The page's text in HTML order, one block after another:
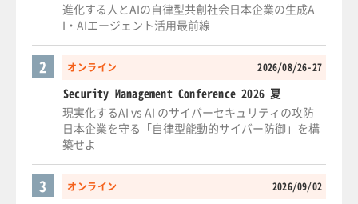
進化する人とAIの自律型共創社会日本企業の生成A
I・AIエージェント活用最前線
オンライン 2026/08/26-27
2
Security Management Conference 2026 夏
現実化するAI vs AI のサイバーセキュリティの攻防
日本企業を守る「自律型能動的サイバー防御」を構
築せよ
オンライン 2026/09/02
3